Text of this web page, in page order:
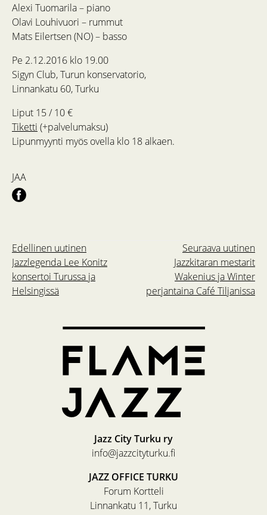
Alexi Tuomarila – piano
Olavi Louhivuori – rummut
Mats Eilertsen (NO) – basso
Pe 2.12.2016 klo 19.00
Sigyn Club, Turun konservatorio,
Linnankatu 60, Turku
Liput 15 / 10 €
Tiketti (+palvelumaksu)
Lipunmyynti myös ovella klo 18 alkaen.
JAA
Seuraava uutinen
Jazzkitaran mestarit
Wakenius ja Winter
perjantaina Café Tiljanissa
Edellinen uutinen
Jazzlegenda Lee Konitz
konsertoi Turussa ja
Helsingissä
Jazz City Turku ry
info@jazzcityturku.fi
JAZZ OFFICE TURKU
Forum Kortteli
Linnankatu 11, Turku